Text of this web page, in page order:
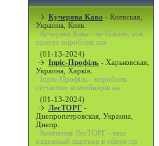
Кучерява Кава - Киевская,
Украина, Киев.
Кучерява Кава - це більше, ніж
просто виробник кав
(01-13-2024)
Іпріс-Профіль - Харьковская,
Украина, Харків.
Іпріс-Профіль - виробник
сітчастих контейнерів на
(01-13-2024)
ЛесТОРГ -
Днепропетровская, Украина,
Днепр.
Компания ЛесТОРГ - ваш
надежный партнер в сфере пр